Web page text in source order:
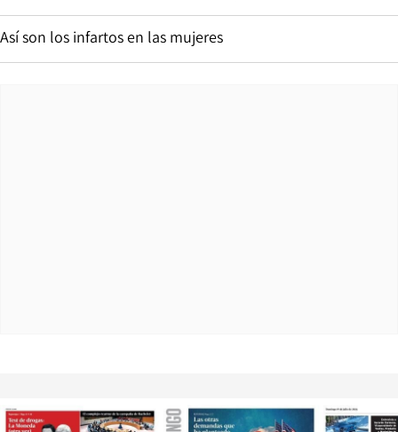
Así son los infartos en las mujeres
Opens in new window Opens in